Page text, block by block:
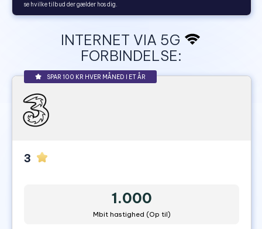
se hvilke tilbud der gælder hos dig.
INTERNET VIA 5G
FORBINDELSE:
SPAR 100 KR HVER MÅNED I ET ÅR
3
1.000
Mbit hastighed (Op til)